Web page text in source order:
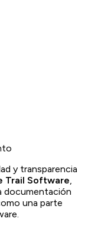
y transparencia
Trail Software,
documentación
una parte